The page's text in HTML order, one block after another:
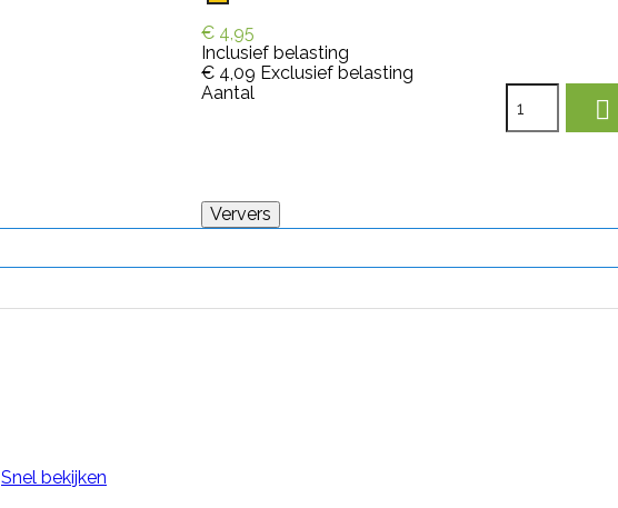
€ 4,95
Inclusief belasting
€ 4,09 Exclusief belasting
Aantal

Snel bekijken